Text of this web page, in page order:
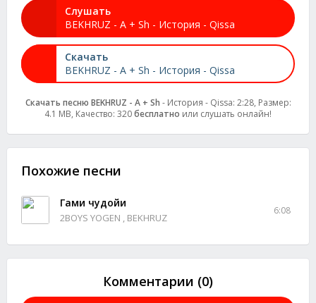
Слушать
BEKHRUZ - A + Sh - История - Qissa
Скачать
BEKHRUZ - A + Sh - История - Qissa
Скачать песню BEKHRUZ - A + Sh - История - Qissa: 2:28, Размер:
4.1 MB, Качество: 320бесплатно или слушать онлайн!
Похожие песни
Гами чудойи
2BOYS YOGEN , BEKHRUZ
6:08
Комментарии (0)